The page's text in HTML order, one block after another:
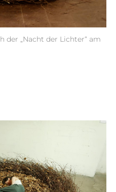
der „Nacht der Lichter“ am